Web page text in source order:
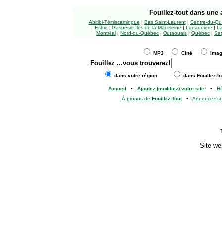
Fouillez-tout dans une
Abitibi-Témiscamingue | Bas Saint-Laurent| Centre-du-
Estrie | Gaspésie-Îles-de-la-Madeleine | Lanaudière |
Montréal | Nord-du-Québec | Outaouais | Québec |
MP3 Ciné
Fouillez ...vous trouverez!
dans votre région dans Fouillez-
Accueil • Ajoutez (modifiez) votre site!•
À propos de Fouillez-Tout• Annoncez
Site